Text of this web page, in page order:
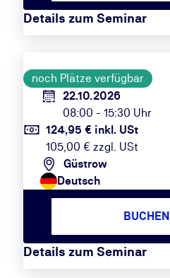
Details zum Seminar
noch Plätze verfügbar
22.10.2026
08:00 - 15:30 Uhr
124,95 € inkl. USt
105,00 € zzgl. USt
Güstrow
Deutsch
Details zum Seminar
BUCHEN